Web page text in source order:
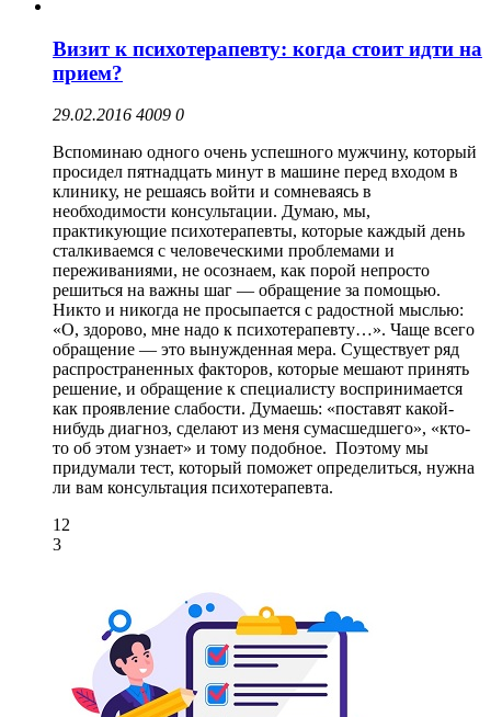
Визит к психотерапевту: когда стоит идти на
прием?
29.02.2016 4009 0
Вспоминаю одного очень успешного мужчину, который
просидел пятнадцать минут в машине перед входом в
клинику, не решаясь войти и сомневаясь в
необходимости консультации. Думаю, мы,
практикующие психотерапевты, которые каждый день
сталкиваемся с человеческими проблемами и
переживаниями, не осознаем, как порой непросто
решиться на важны шаг — обращение за помощью.
Никто и никогда не просыпается с радостной мыслью:
«О, здорово, мне надо к психотерапевту…». Чаще всего
обращение — это вынужденная мера. Существует ряд
распространенных факторов, которые мешают принять
решение, и обращение к специалисту воспринимается
как проявление слабости. Думаешь: «поставят какой-
нибудь диагноз, сделают из меня сумасшедшего», «кто-
то об этом узнает» и тому подобное. Поэтому мы
придумали тест, который поможет определиться, нужна
ли вам консультация психотерапевта.
12
3